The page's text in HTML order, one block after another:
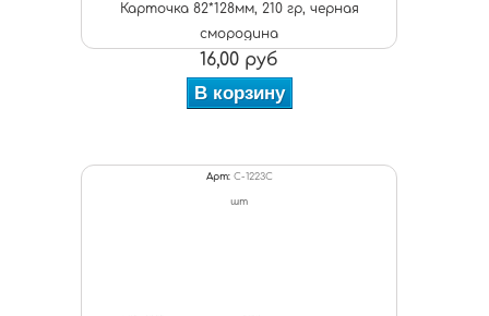
Карточка 82*128мм, 210 гр, черная
смородина
16,00 руб
В корзину
Арт: C-1223С
шт